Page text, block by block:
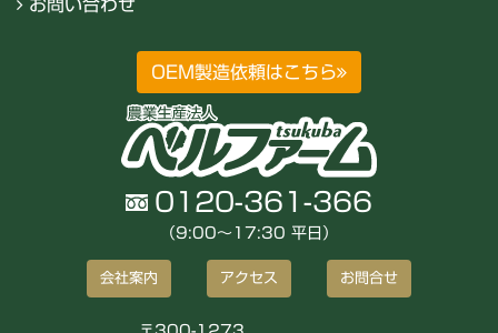
お問い合わせ
OEM製造依頼はこちら
0120-361-366
（9:00〜17:30 平日）
会社案内 アクセス お問合せ